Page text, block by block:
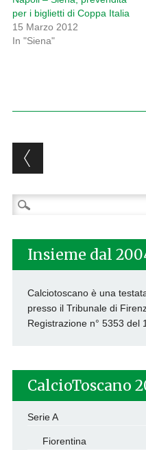
per i biglietti di Coppa Italia
15 Marzo 2012
In "Siena"
Post
Ricerca
per:
Insieme dal
Calciotoscano è una
presso il Tribunale di
Registrazione n° 5353 del
CalcioToscano
Serie A
Fiorentina